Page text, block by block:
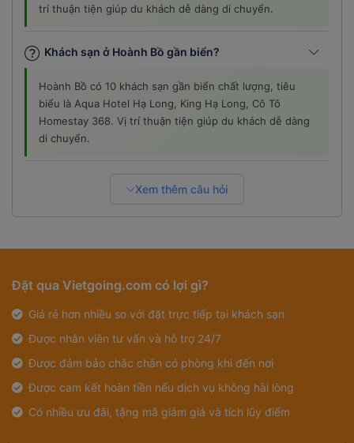
trí thuận tiện giúp du khách dễ dàng di chuyển.
Khách sạn ở Hoành Bồ gần biển?
Hoành Bồ có 10 khách sạn gần biển chất lượng, tiêu
biểu là Aqua Hotel Hạ Long, King Hạ Long, Cô Tô
Homestay 368. Vị trí thuận tiện giúp du khách dễ dàng
di chuyển.
Xem thêm câu hỏi
Đặt qua Vietgoing.com có lợi gì?
Giá rẻ hơn nhiều so với đặt trực tiếp tại khách sạn
Được nhân viên tư vấn và hỗ trợ 24/7
Được đảm bảo chắc chắn có phòng khi đến nơi
Được cam kết hoàn tiền nếu dịch vụ không hài lòng
Có nhiều ưu đãi, tặng mã giảm giá và tích lũy điểm